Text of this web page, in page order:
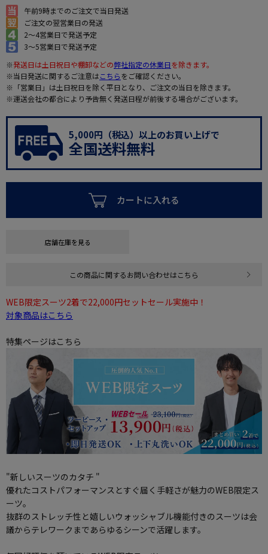
午前9時までのご注文で当日発送
ご注文の翌営業日の発送
2～4営業日で発送予定
3～5営業日で発送予定
※発送日は土日祝日や棚卸などの弊社指定の休業日を除きます。
※当日発送に関するご注意はこちらをご確認ください。
※「営業日」は土日祝日を除く平日となり、ご注文の当日を除きます。
※運送会社の都合により予告無く発送日程が前後する場合がございます。
5,000円（税込）以上のお買い上げで
全国送料無料
カートに入れる
店舗在庫を見る
この商品に関するお問い合わせはこちら
WEB限定スーツ2着で22,000円セットセール実施中！
対象商品はこちら
特集ページはこちら
"新しいスーツのカタチ "
優れたコストパフォーマンスとすぐ届く手軽さが魅力のWEB限定ス
ーツ。
抜群のストレッチ性と嬉しいウォッシャブル機能付きのスーツは会
議からテレワークまであらゆるシーンで活躍します。